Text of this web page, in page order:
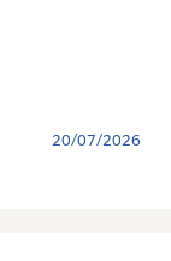
20/07/2026